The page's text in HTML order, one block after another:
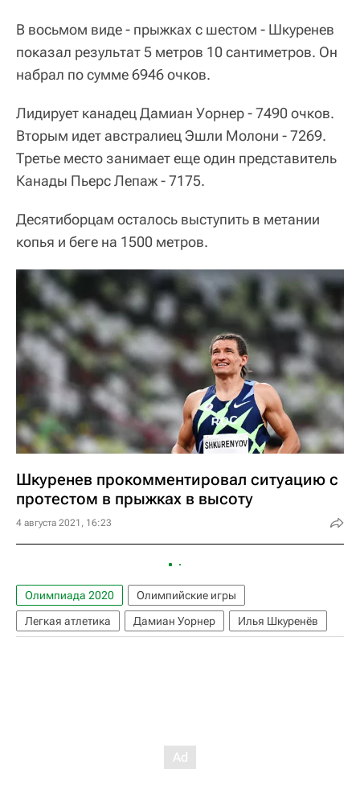
В восьмом виде - прыжках с шестом - Шкуренев
показал результат 5 метров 10 сантиметров. Он
набрал по сумме 6946 очков.
Лидирует канадец Дамиан Уорнер - 7490 очков.
Вторым идет австралиец Эшли Молони - 7269.
Третье место занимает еще один представитель
Канады Пьерс Лепаж - 7175.
Десятиборцам осталось выступить в метании
копья и беге на 1500 метров.
Шкуренев прокомментировал ситуацию с
протестом в прыжках в высоту
4 августа 2021, 16:23
Олимпиада 2020
Олимпийские игры
Легкая атлетика
Дамиан Уорнер Илья Шкуренёв